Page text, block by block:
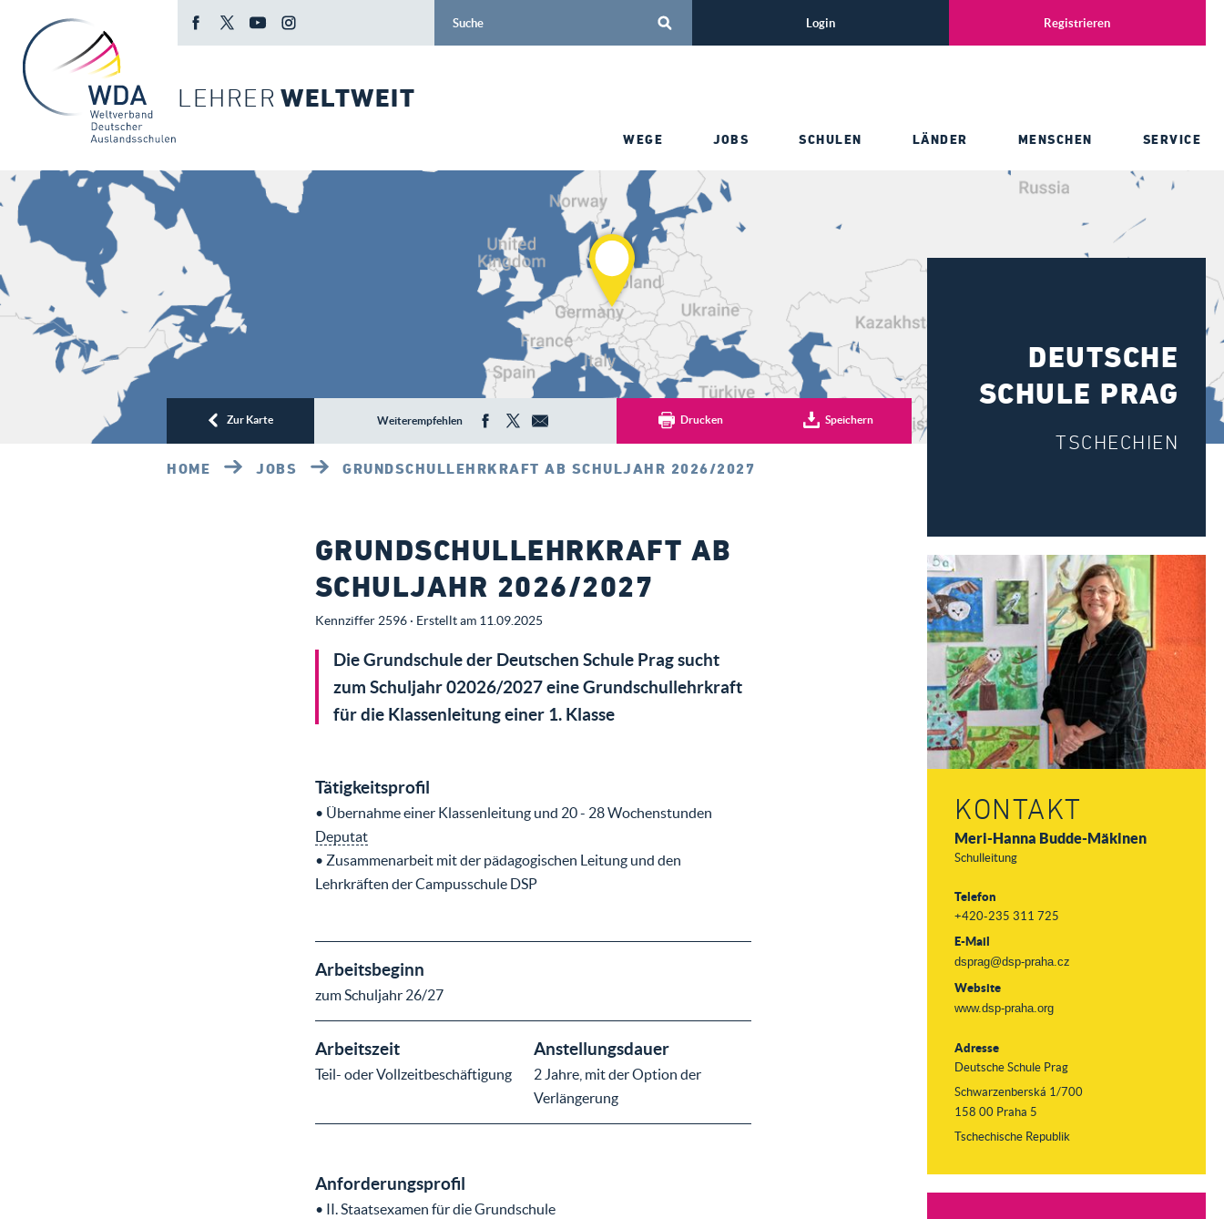
LEHRER WELTWEIT
Login Registrieren
WEGE JOBS SCHULEN LÄNDER MENSCHEN SERVICE
Zur Karte Weiterempfehlen Drucken Speichern
HOME JOBS GRUNDSCHULLEHRKRAFT AB SCHULJAHR 2026/2027
DEUTSCHE
SCHULE PRAG
TSCHECHIEN
KONTAKT
Meri-Hanna Budde-Mäkinen
Schulleitung
Telefon
+420-235 311 725
E-Mail
dsprag@dsp-praha.cz
Website
www.dsp-praha.org
Adresse
Deutsche Schule Prag
Schwarzenberská 1/700
158 00 Praha 5
Tschechische Republik
GRUNDSCHULLEHRKRAFT AB
SCHULJAHR 2026/2027
Kennziffer 2596 · Erstellt am 11.09.2025
Die Grundschule der Deutschen Schule Prag sucht
zum Schuljahr 02026/2027 eine Grundschullehrkraft
für die Klassenleitung einer 1. Klasse
Tätigkeitsprofil
• Übernahme einer Klassenleitung und 20 - 28 Wochenstunden
Deputat
• Zusammenarbeit mit der pädagogischen Leitung und den
Lehrkräften der Campusschule DSP
Arbeitsbeginn
zum Schuljahr 26/27
Arbeitszeit
Teil- oder Vollzeitbeschäftigung
Anstellungsdauer
2 Jahre, mit der Option der
Verlängerung
Anforderungsprofil
• II. Staatsexamen für die Grundschule